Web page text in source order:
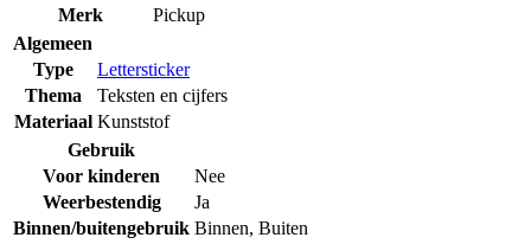
Merk
Pickup
Algemeen
Type
Lettersticker
Thema
Teksten en cijfers
Materiaal Kunststof
Gebruik
Voor kinderen
Nee
Weerbestendig
Ja
Binnen/buitengebruik Binnen, Buiten